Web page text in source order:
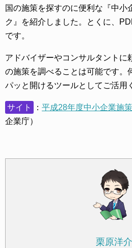
国の施策を探すのに便利な『中小
ク』を紹介しました。とくに、
です。
アドバイザーやコンサルタントに
の施策を調べることは可能です。
パッと開けるツールとしてご活用
サイト ： 平成28年度中小企業施
企業庁）
栗原洋介